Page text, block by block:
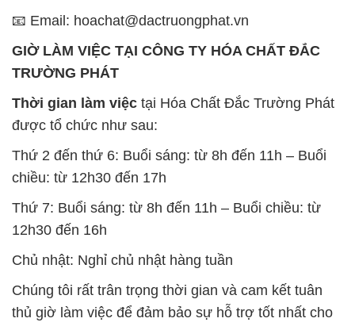
📧 Email: hoachat@dactruongphat.vn
GIỜ LÀM VIỆC TẠI CÔNG TY HÓA CHẤT ĐẮC
TRƯỜNG PHÁT
Thời gian làm việc tại Hóa Chất Đắc Trường Phát
được tổ chức như sau:
Thứ 2 đến thứ 6: Buổi sáng: từ 8h đến 11h – Buổi
chiều: từ 12h30 đến 17h
Thứ 7: Buổi sáng: từ 8h đến 11h – Buổi chiều: từ
12h30 đến 16h
Chủ nhật: Nghỉ chủ nhật hàng tuần
Chúng tôi rất trân trọng thời gian và cam kết tuân
thủ giờ làm việc để đảm bảo sự hỗ trợ tốt nhất cho